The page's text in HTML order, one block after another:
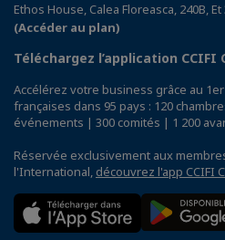
Ethos House, Calea Floreasca, 240B,
(Accéder au plan)
Téléchargez l’application CCIFI
Accélérez votre business grâce au
françaises dans 95 pays : 120
événements | 300 comités | 1 200
Réservée exclusivement aux
l'International, découvrez l'app CCIFI